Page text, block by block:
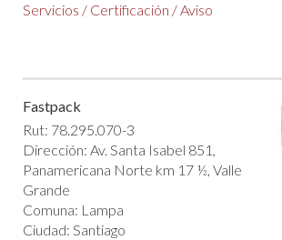
Servicios / Certificación /Aviso
Fastpack
Rut: 78.295.070-3
Dirección: Av. Santa Isabel 851,
Panamericana Norte km 17 ½, Valle
Grande
Comuna: Lampa
Ciudad: Santiago